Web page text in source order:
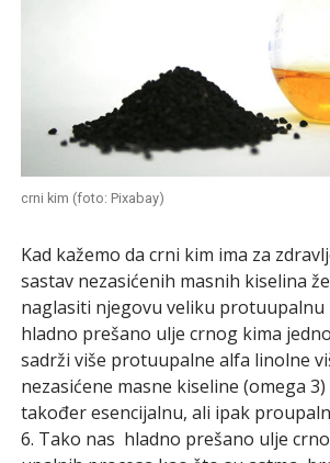
crni kim (foto: Pixabay)
Kad kažemo da crni kim ima za
sastav nezasićenih masnih kiselina
naglasiti njegovu veliku protuupalnu
hladno prešano ulje crnog kima
sadrži više protuupalne alfa linolne
nezasićene masne kiseline (omega
također esencijalnu, ali ipak
6. Tako nas hladno prešano ulje